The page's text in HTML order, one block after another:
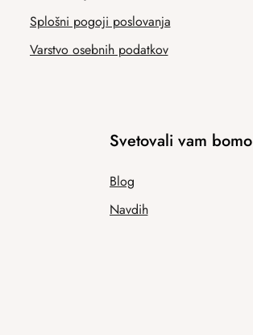
Splošni pogoji poslovanja
Varstvo osebnih podatkov
Svetovali vam bomo
Blog
Navdih